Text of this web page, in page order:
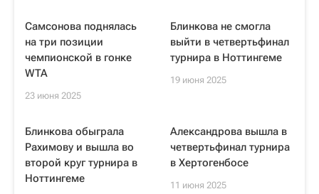
Самсонова поднялась
на три позиции
чемпионской в гонке
WTA
23 июня 2025
Блинкова не смогла
выйти в четвертьфинал
турнира в Ноттингеме
19 июня 2025
Блинкова обыграла
Рахимову и вышла во
второй круг турнира в
Ноттингеме
Александрова вышла в
четвертьфинал турнира
в Хертогенбосе
11 июня 2025